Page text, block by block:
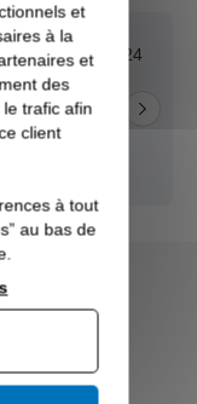
31/12/2024
et
à la
et
des
trafic afin
client
à tout
au bas de